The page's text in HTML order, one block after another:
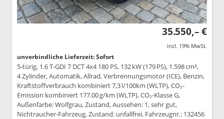
35.550,– €
incl. 19% MwSt.
unverbindliche Lieferzeit: Sofort
5-türig, 1.6 T-GDI 7 DCT 4x4 180 PS, 132 kW (179 PS), 1.598 cm³,
4 Zylinder, Automatik, Allrad, Verbrennungsmotor (ICE), Benzin,
Kraftstoffverbrauch kombiniert 7,3 l/100km (WLTP), CO₂-
Emission kombiniert 177.00 g/km (WLTP), CO₂-Klasse G,
Außenfarbe: Wolfgrau, Zustand, Aussehen: 1, sehr gut,
Nichtraucher-Fahrzeug, Zustand: unfallfrei, Fahrzeugnr.: 132456